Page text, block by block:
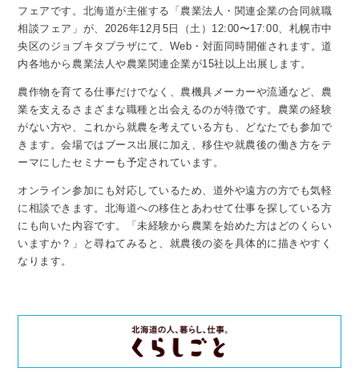
フェアです。北海道が主催する「農業法人・関連企業の合同就職
相談フェア」が、2026年12月5日（土）12:00〜17:00、札幌市中
央区のジョブキタプラザにて、Web・対面同時開催されます。道
内各地から農業法人や農業関連企業が15社以上出展します。
農作物を育てる仕事だけでなく、農機具メーカーや流通など、農
業を支えるさまざまな職種と出会えるのが特徴です。農業の経験
がない方や、これから就農を考えている方も、どなたでも参加で
きます。会場ではブース出展に加え、移住や就農後の働き方をテ
ーマにしたセミナーも予定されています。
オンライン参加にも対応しているため、道外や遠方の方でも気軽
に相談できます。北海道への移住とあわせて仕事を探している方
にも向いた内容です。「未経験から農業を始めた方はどのくらい
いますか？」と尋ねてみると、就農後の姿を具体的に描きやすく
なります。